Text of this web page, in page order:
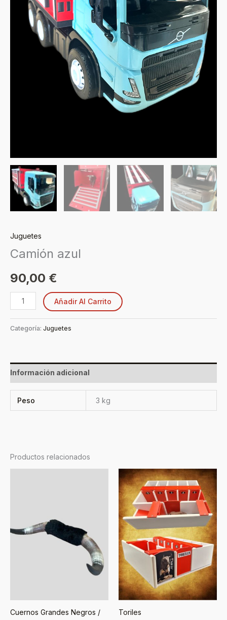
Juguetes
Camión azul
90,00 €
Añadir Al Carrito
Categoría: Juguetes
Información adicional
Peso 3 kg
Productos relacionados
Cuernos Grandes Negros /
Toriles